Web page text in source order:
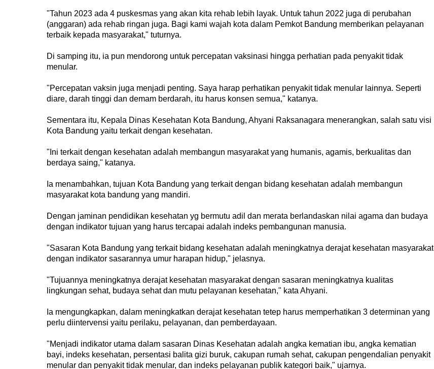
"Tahun 2023 ada 4 puskesmas yang akan kita rehab lebih layak. Untuk tahun 2022 juga di perubahan
(anggaran) ada rehab ringan juga. Bagi kami wajah kota dalam Pemkot Bandung memberikan pelayanan
terbaik kepada masyarakat," tuturnya.
Di samping itu, ia pun mendorong untuk percepatan vaksinasi hingga perhatian pada penyakit tidak
menular.
"Percepatan vaksin juga menjadi penting. Saya harap perhatikan penyakit tidak menular lainnya. Seperti
diare, darah tinggi dan demam berdarah, itu harus konsen semua," katanya.
Sementara itu, Kepala Dinas Kesehatan Kota Bandung, Ahyani Raksanagara menerangkan, salah satu visi
Kota Bandung yaitu terkait dengan kesehatan.
"Ini terkait dengan kesehatan adalah membangun masyarakat yang humanis, agamis, berkualitas dan
berdaya saing," katanya.
Ia menambahkan, tujuan Kota Bandung yang terkait dengan bidang kesehatan adalah membangun
masyarakat kota bandung yang mandiri.
Dengan jaminan pendidikan kesehatan yg bermutu adil dan merata berlandaskan nilai agama dan budaya
dengan indikator tujuan yang harus tercapai adalah indeks pembangunan manusia.
"Sasaran Kota Bandung yang terkait bidang kesehatan adalah meningkatnya derajat kesehatan masyarakat
dengan indikator sasarannya umur harapan hidup," jelasnya.
"Tujuannya meningkatnya derajat kesehatan masyarakat dengan sasaran meningkatnya kualitas
lingkungan sehat, budaya sehat dan mutu pelayanan kesehatan," kata Ahyani.
Ia mengungkapkan, dalam meningkatkan derajat kesehatan tetep harus memperhatikan 3 determinan yang
perlu diintervensi yaitu perilaku, pelayanan, dan pemberdayaan.
"Menjadi indikator utama dalam sasaran Dinas Kesehatan adalah angka kematian ibu, angka kematian
bayi, indeks kesehatan, persentasi balita gizi buruk, cakupan rumah sehat, cakupan pengendalian penyakit
menular dan penyakit tidak menular, dan indeks pelayanan publik kategori baik," ujarnya.